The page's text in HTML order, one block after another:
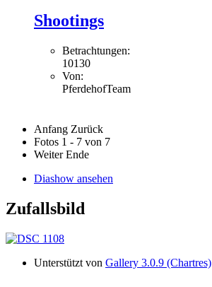
Shootings
Betrachtungen:
10130
Von:
PferdehofTeam
Anfang Zurück
Fotos 1 - 7 von 7
Weiter Ende
Diashow ansehen
Zufallsbild
Unterstützt von Gallery 3.0.9 (Chartres)